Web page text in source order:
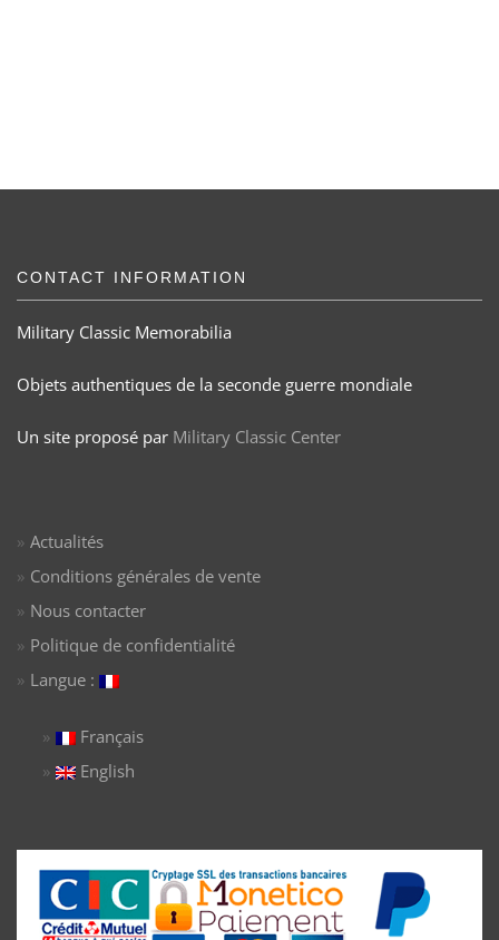
CONTACT INFORMATION
Military Classic Memorabilia
Objets authentiques de la seconde guerre mondiale
Un site proposé par Military Classic Center
Actualités
Conditions générales de vente
Nous contacter
Politique de confidentialité
Langue :
Français
English